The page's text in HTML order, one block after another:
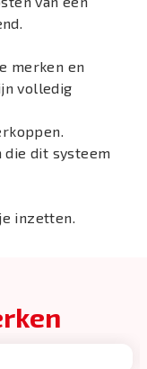
merken en
volledig
die dit systeem
inzetten.